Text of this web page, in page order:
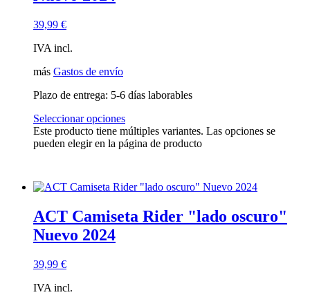
39,99 €
IVA incl.
más Gastos de envío
Plazo de entrega: 5-6 días laborables
Seleccionar opciones
Este producto tiene múltiples variantes. Las opciones se
pueden elegir en la página de producto
ACT Camiseta Rider "lado oscuro"
Nuevo 2024
39,99 €
IVA incl.